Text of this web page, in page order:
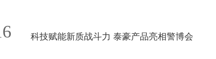
科技赋能新质战斗力 泰豪产品亮相警博会